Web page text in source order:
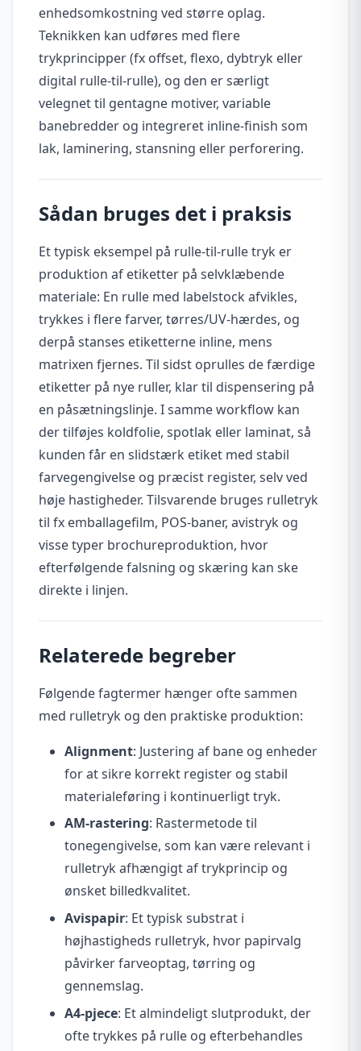
enhedsomkostning ved større oplag.
Teknikken kan udføres med flere
trykprincipper (fx offset, flexo, dybtryk eller
digital rulle-til-rulle), og den er særligt
velegnet til gentagne motiver, variable
banebredder og integreret inline-finish som
lak, laminering, stansning eller perforering.
Sådan bruges det i praksis
Et typisk eksempel på rulle-til-rulle tryk er
produktion af etiketter på selvklæbende
materiale: En rulle med labelstock afvikles,
trykkes i flere farver, tørres/UV-hærdes, og
derpå stanses etiketterne inline, mens
matrixen fjernes. Til sidst oprulles de færdige
etiketter på nye ruller, klar til dispensering på
en påsætningslinje. I samme workflow kan
der tilføjes koldfolie, spotlak eller laminat, så
kunden får en slidstærk etiket med stabil
farvegengivelse og præcist register, selv ved
høje hastigheder. Tilsvarende bruges rulletryk
til fx emballagefilm, POS-baner, avistryk og
visse typer brochureproduktion, hvor
efterfølgende falsning og skæring kan ske
direkte i linjen.
Relaterede begreber
Følgende fagtermer hænger ofte sammen
med rulletryk og den praktiske produktion:
Alignment: Justering af bane og enheder
for at sikre korrekt register og stabil
materialeføring i kontinuerligt tryk.
AM-rastering: Rastermetode til
tonegengivelse, som kan være relevant i
rulletryk afhængigt af trykprincip og
ønsket billedkvalitet.
Avispapir: Et typisk substrat i
højhastigheds rulletryk, hvor papirvalg
påvirker farveoptag, tørring og
gennemslag.
A4-pjece: Et almindeligt slutprodukt, der
ofte trykkes på rulle og efterbehandles